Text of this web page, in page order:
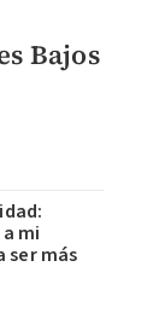
Bajos
mi
ser más